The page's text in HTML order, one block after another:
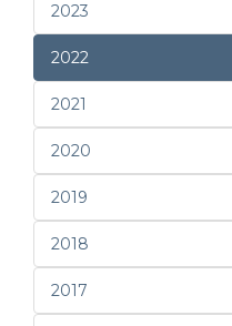
2023
2022
2021
2020
2019
2018
2017